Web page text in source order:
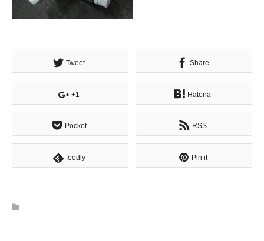
Tweet Share
+1 Hatena
Pocket RSS
feedly Pin it